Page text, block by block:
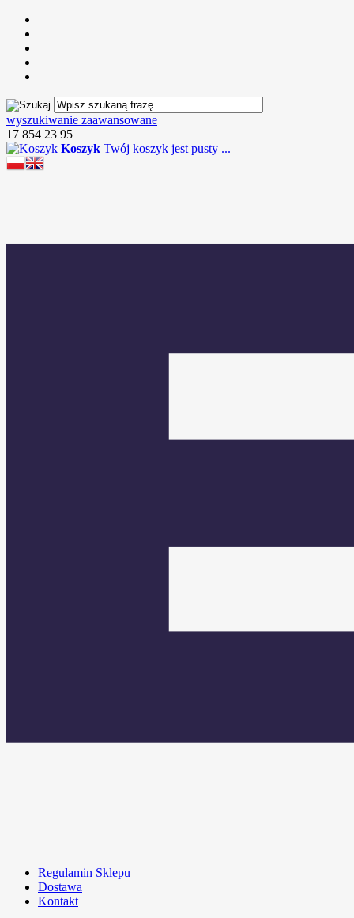
wyszukiwanie zaawansowane
17 854 23 95
Koszyk Twój koszyk jest pusty ...
Regulamin Sklepu
Dostawa
Kontakt